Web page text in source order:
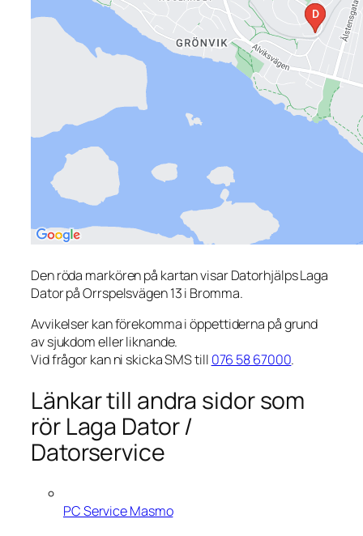
Den röda markören på kartan visar Datorhjälps Laga
Dator på Orrspelsvägen 13 i Bromma.
Avvikelser kan förekomma i öppettiderna på grund
av sjukdom eller liknande.
Vid frågor kan ni skicka SMS till 076 58 67000.
Länkar till andra sidor som
rör Laga Dator /
Datorservice
PC Service Masmo